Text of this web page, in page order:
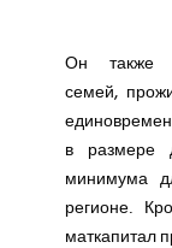
Он также
семей,
в размере
минимума
регионе.
маткапитал